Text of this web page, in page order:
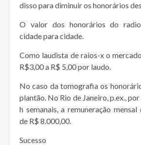
disso para diminuir os honorários
O valor dos honorários do
cidade para cidade.
Como laudista de raios-x o
R$3,00 a R$ 5,00 por laudo.
No caso da tomografia os
plantão. No Rio de Janeiro, p.ex.,
h semanais, a remuneração
de R$ 8.000,00.
Sucesso